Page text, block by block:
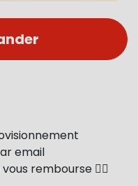
email
rembourse 👍🏻